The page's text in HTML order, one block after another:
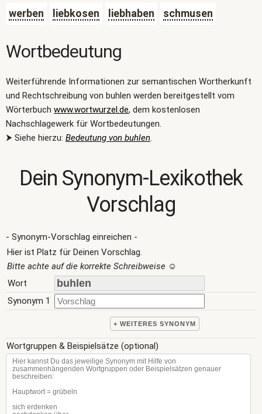
werben liebkosen liebhaben schmusen
Wortbedeutung
Weiterführende Informationen zur semantischen Wortherkunft
und Rechtschreibung von buhlen werden bereitgestellt vom
Wörterbuch www.wortwurzel.de, dem kostenlosen
Nachschlagewerk für Wortbedeutungen.
⮞ Siehe hierzu: Bedeutung von buhlen.
Dein Synonym-Lexikothek
Vorschlag
- Synonym-Vorschlag einreichen -
Hier ist Platz für Deinen Vorschlag.
Bitte achte auf die korrekte Schreibweise ☺
Wort
Synonym 1
+ WEITERES SYNONYM
Wortgruppen & Beispielsätze (optional)